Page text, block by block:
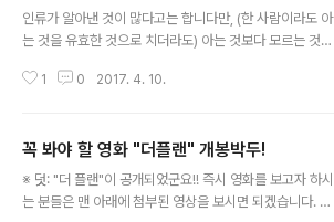
인류가 알아낸 것이 많다고는 합니다만, (한 사람이라도 아
는 것을 유효한 것으로 치더라도) 아는 것보다 모르는 것이
연히 보게 된 아래의 애니메이션 동영상을 접하며 다시 한
Ten)"라고 하는 동영상과 앱에 대한 내용을 소개했던 적이
있습니다. 그런데, 이런 류들이 우려스러운 건 이게 정말인
지 알 수 없음에도 보통 사람들은 현란한(?) 시각적 효과를
1 0 2017. 4. 10.
꼭 봐야 할 영화 "더플랜" 개봉박두!
※ 덧: "더 플랜"이 공개되었군요!! 즉시 영화를 보고자 하시
는 분들은 맨 아래에 첨부된 영상을 보시면 되겠습니다. 부